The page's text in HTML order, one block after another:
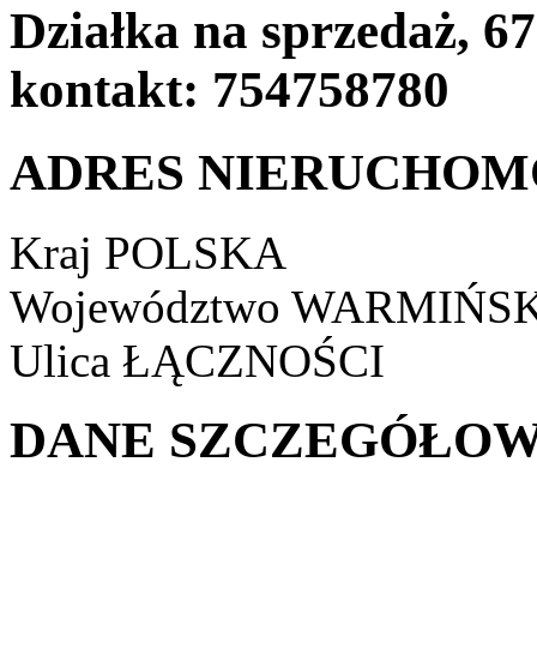
Działka na sprzedaż,
kontakt: 754758780
ADRES
Kraj POLSKA
Województwo
Ulica ŁĄCZNOŚCI
DANE